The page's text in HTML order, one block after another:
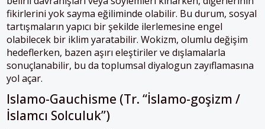
fikirlerini yok sayma eğiliminde olabilir. Bu durum, sosyal
tartışmaların yapıcı bir şekilde ilerlemesine engel
olabilecek bir iklim yaratabilir. Wokizm, olumlu değişim
hedeflerken, bazen aşırı eleştiriler ve dışlamalarla
sonuçlanabilir, bu da toplumsal diyalogun zayıflamasına
yol açar.
Islamo-Gauchisme (Tr. “İslamo-goşizm /
İslamcı Solculuk”)